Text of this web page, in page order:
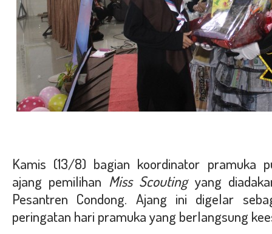
Kamis (13/8) bagian koordinator pramuka
ajang pemilihan Miss Scoutingyang
Pesantren Condong. Ajang ini digelar
peringatan hari pramuka yang berlangsung